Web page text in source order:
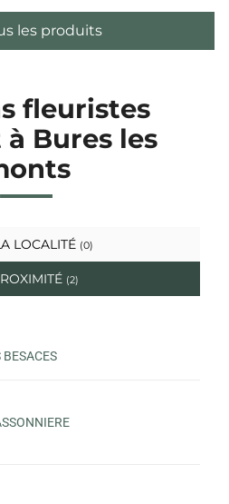
les produits
fleuristes
Bures les
LOCALITÉ (0)
(2)